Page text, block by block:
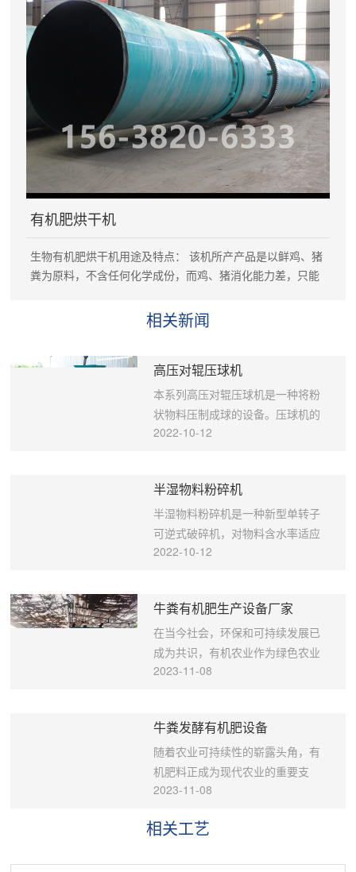
浓度，多种类型（包括有机肥、无机肥、生物肥、磁化肥
等）复混肥。 挤压造粒机主要技术参数： 型号 DZJ15
DZJ22 DZJ30 DZJ45 颗粒规格（mm） Φ3.2-Φ30 Φ3.2-
Φ30 功率（Kw） 15 22 30 45 产量（吨/小时） 1-1.5 2-2.5
有机肥烘干机
生物有机肥烘干机用途及特点： 该机所产产品是以鲜鸡、猪
粪为原料，不含任何化学成份，而鸡、猪消化能力差，只能
排出，从而使干成品含氮、磷、钾、有机质、氨基酸、蛋白
质等成份。鸡粪烘干机既为企业创造了经济效益，又为人类
型号 筒体 生产能力 进口热风温度 出口热风温度 电动机 减
速机型号 内径 长度 倾角 转速 功率 型号 mm mm o r/mi t/h
℃ ℃ kw model ZG08800 800 8000 2-5 4.7 1-1.5 150-
250 60-80 5.5 Y140M-2 常规 ZG10100 1000 10000 4.7
Y180L-6 ZQ650 ZG15150 1500 15000 5 5-7 15 Y80L-6
ZQ750 ZG20200 2000 20000 3.9 8-14 22 Y200L2-6
ZQ850 ZG22220 2200 22000 3.2 12-16 37 Y250M-6
相关新闻
高压对辊压球机
本系列高压对辊压球机是一种将粉
状物料压制成球的设备。压球机的
应用极为广泛，可对下列材料进行
炭、粘土、焦屑、煤、冰晶石、化
肥、塑料、石灰石、颜料、尿素、
钾咸……等等。其目的在于减少粉
尘，控制容重，返回利用，改进运
团料。 本机经多年工业使用及改
进，与其它同类产品相比较，本系
列压球机具有成球率高、消耗功率
小，结构紧凑便于检修调试等明显
物料成型的要求，予压螺旋采用了
电磁调速电机，调速方式为手控
式，用户可根据成球情况适当改变
予压机的转速使之达到的成球率和
机，筛上合格球团进行包装，筛下
2022-10-12
半湿物料粉碎机
半湿物料粉碎机是一种新型单转子
可逆式破碎机，对物料含水率适应
性强，尤其对发酵后的腐熟垃圾或
满足一般制肥造粒设备的进料粒度
要求。 半湿物料粉碎机原理： 半湿
物料粉碎机是专业粉碎高湿度，多
纤维物质的专业粉碎设备。半湿物
于有机肥生产加工环节，粉碎鸡
粪、腐殖酸纳等原料有很好的效
果。 1. 半湿物料粉碎机采用双级转
子上下两级粉碎，物料经过上级转
送到下级转子继续粉碎成细粉状达
2022-10-12
牛粪有机肥生产设备厂家
在当今社会，环保和可持续发展已
成为共识，有机农业作为绿色农业
的代表，越来越受到人们的重视。
农田的健康。作为专业的牛粪有机
肥生产设备厂家，我们致力于为您
提供高质量的设备，助力您的有机
肥生产事业。 工艺流程： 1. 牛粪收
到牛粪的特性，能够**收集并进行预
2023-11-08
牛粪发酵有机肥设备
随着农业可持续性的崭露头角，有
机肥料正成为现代农业的重要支
柱。为满足这一不断增长的需求，
机肥设备，这将成为您农业创新之
2023-11-08
相关工艺